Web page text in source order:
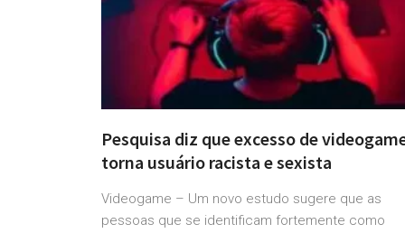
Pesquisa diz que excesso de
torna usuário racista e sexista
Videogame – Um novo estudo sugere que as
pessoas que se identificam fortemente como